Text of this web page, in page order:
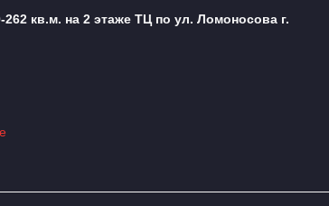
кв.м. на 2 этаже ТЦ по ул. Ломоносова г.